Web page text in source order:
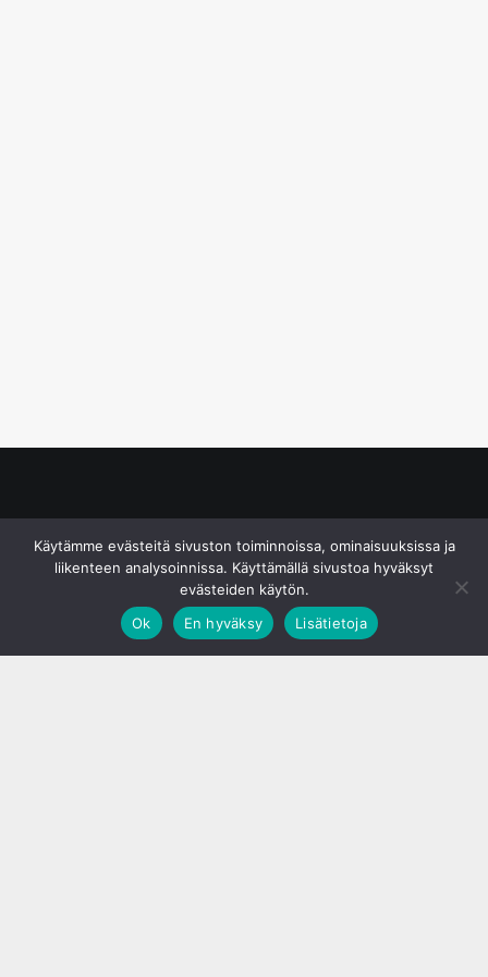
Käytämme evästeitä sivuston toiminnoissa, ominaisuuksissa ja
liikenteen analysoinnissa. Käyttämällä sivustoa hyväksyt
evästeiden käytön.
Ok
En hyväksy Lisätietoja